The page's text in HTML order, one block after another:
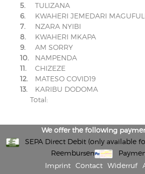
5.
TULIZANA
6.
KWAHERI JEMEDARI
7.
NZARA NYIBI
8.
KWAHERI MKAPA
9.
AM SORRY
10.
NAMPENDA
11.
CHIZEZE
12.
MATESO COVID19
13.
KARIBU DODOMA
Total:
We offer the following
SEPA Direct Debit (only available
Reembursement
Imprint
Contact Widerruf